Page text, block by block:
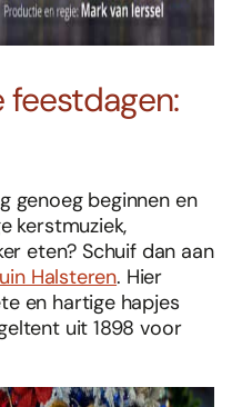
genoeg beginnen en
kerstmuziek,
eten? Schuif dan aan
Halsteren. Hier
en hartige hapjes
uit 1898 voor